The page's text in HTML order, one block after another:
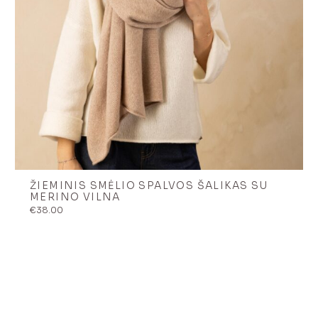
ŽIEMINIS SMĖLIO SPALVOS ŠALIKAS SU
MERINO VILNA
€38.00